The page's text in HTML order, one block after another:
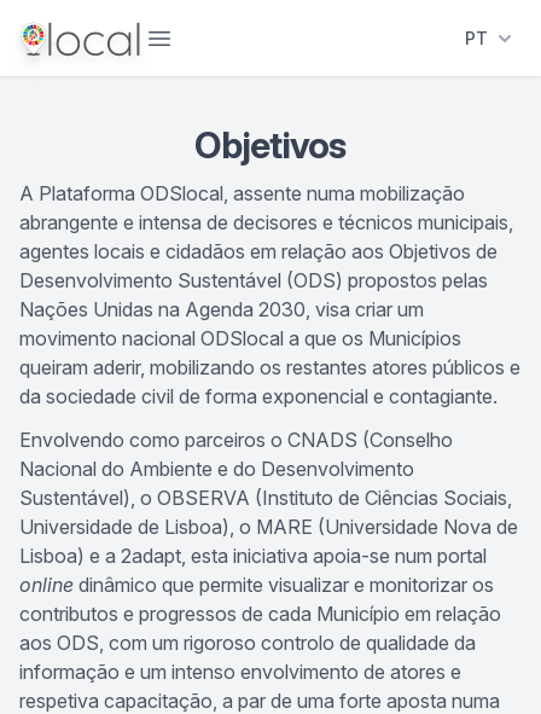
Abrir menu PT
Objetivos
A Plataforma ODSlocal, assente numa mobilização
abrangente e intensa de decisores e técnicos municipais,
agentes locais e cidadãos em relação aos Objetivos de
Desenvolvimento Sustentável (ODS) propostos pelas
Nações Unidas na Agenda 2030, visa criar um
movimento nacional ODSlocal a que os Municípios
queiram aderir, mobilizando os restantes atores públicos e
da sociedade civil de forma exponencial e contagiante.
Envolvendo como parceiros o CNADS (Conselho
Nacional do Ambiente e do Desenvolvimento
Sustentável), o OBSERVA (Instituto de Ciências Sociais,
Universidade de Lisboa), o MARE (Universidade Nova de
Lisboa) e a 2adapt, esta iniciativa apoia-se num portal
online dinâmico que permite visualizar e monitorizar os
contributos e progressos de cada Município em relação
aos ODS, com um rigoroso controlo de qualidade da
informação e um intenso envolvimento de atores e
respetiva capacitação, a par de uma forte aposta numa